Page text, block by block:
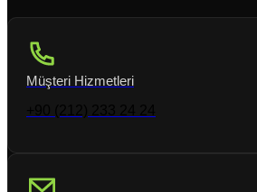
Müşteri Hizmetleri